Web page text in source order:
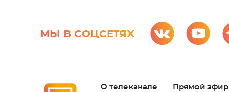
МЫ В СОЦСЕТЯХ
О телеканале Прямой эфир